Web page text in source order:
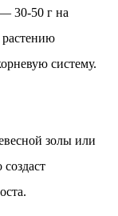
30-50 г на
систему.
золы или